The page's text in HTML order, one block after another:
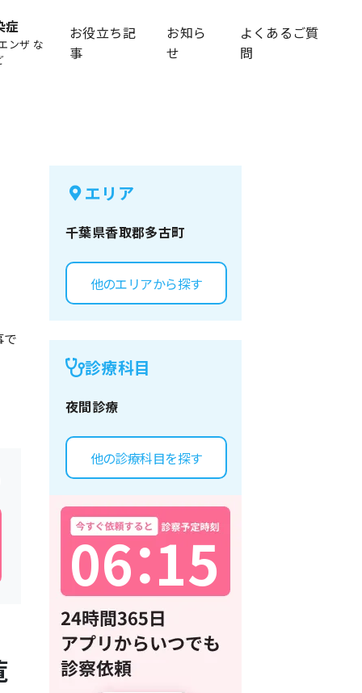
症
ンザ な
お役立ち記
事
お知ら
せ
よくあるご質
問
エリア
千葉県香取郡多古町
他のエリアから探す
診療科目
夜間診療
他の診療科目を探す
06：
15